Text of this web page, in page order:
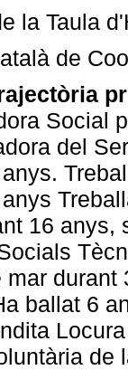
la Taula
de
Social
del
16 anys,
mar
ballat 6
de